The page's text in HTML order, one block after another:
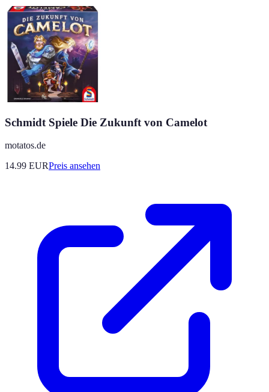
Schmidt Spiele Die Zukunft von Camelot
motatos.de
14.99 EURPreis ansehen